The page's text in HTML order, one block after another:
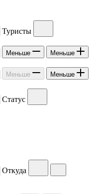
Туристы
Меньше Меньше
Меньше Меньше
Статус
Откуда